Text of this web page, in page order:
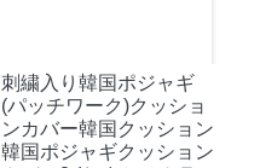
刺繍入り韓国ポジャギ
(パッチワーク)クッショ
ンカバー韓国クッション
韓国ポジャギクッション